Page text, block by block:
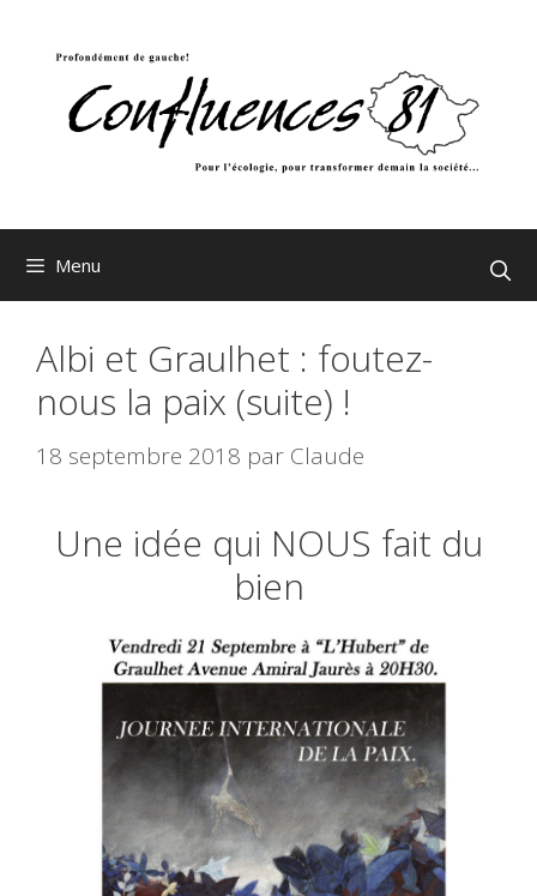
Menu
Albi et Graulhet : foutez-
nous la paix (suite) !
18 septembre 2018 par Claude
Une idée qui NOUS fait du
bien